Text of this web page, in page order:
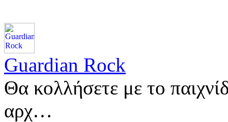
Guardian Rock
Θα κολλήσετε με το
αρχ…